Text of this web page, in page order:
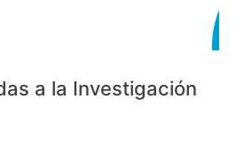
a la Investigación